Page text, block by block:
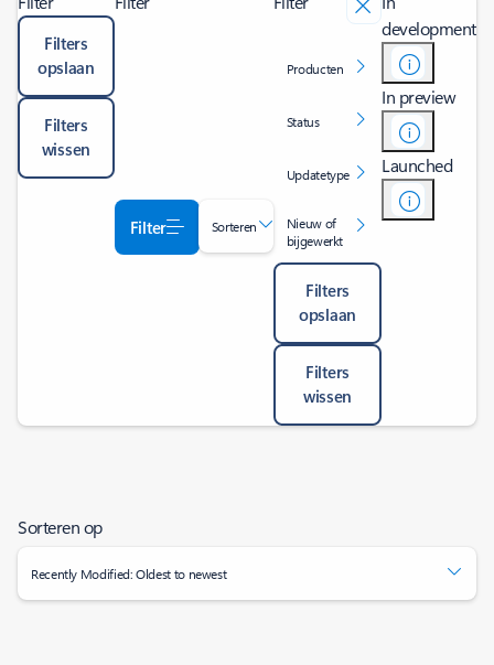
Filters
opslaan
Filters
wissen
Filter Sorteren
Producten
Status
Updatetype
Nieuw of
bijgewerkt
Filters
opslaan
Filters
wissen
development
In preview
Launched
Sorteren op
Recently Modified: Oldest to newest